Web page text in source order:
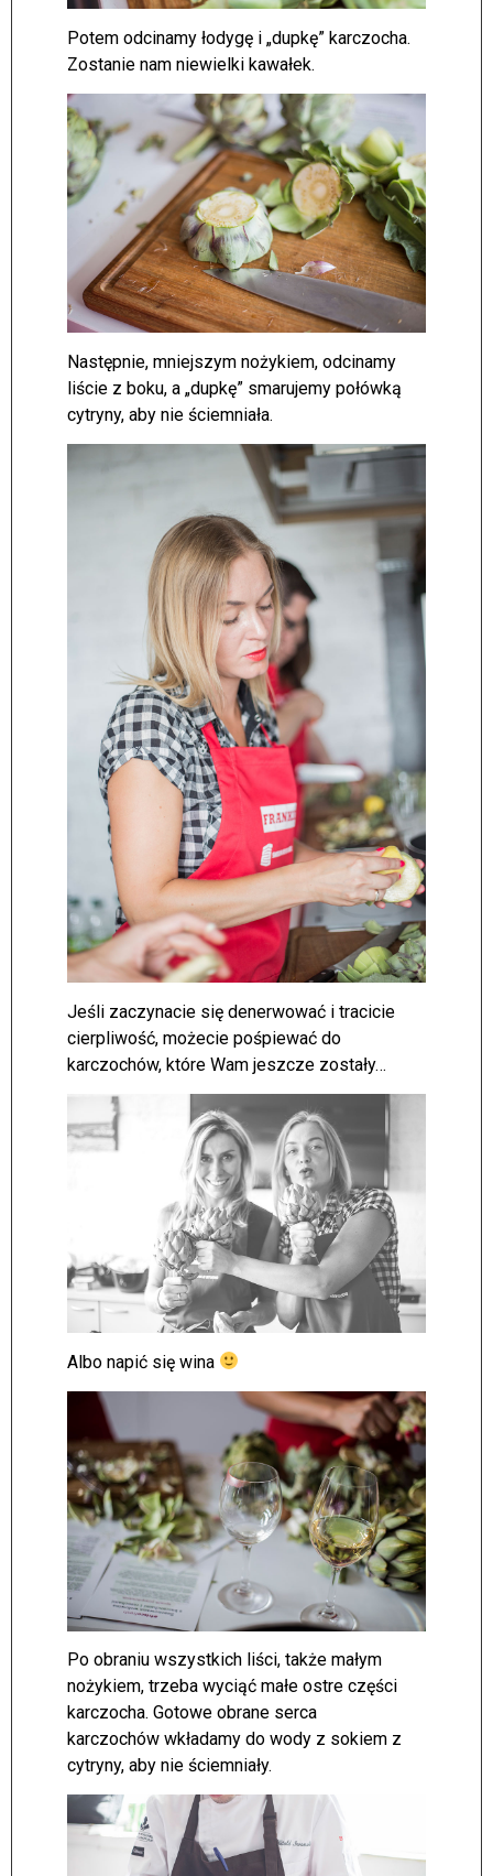
Potem odcinamy łodygę i „dupkę” karczocha.
Zostanie nam niewielki kawałek.
Następnie, mniejszym nożykiem, odcinamy
liście z boku, a „dupkę” smarujemy połówką
cytryny, aby nie ściemniała.
Jeśli zaczynacie się denerwować i tracicie
cierpliwość, możecie pośpiewać do
karczochów, które Wam jeszcze zostały…
Albo napić się wina
Po obraniu wszystkich liści, także małym
nożykiem, trzeba wyciąć małe ostre części
karczocha. Gotowe obrane serca
karczochów wkładamy do wody z sokiem z
cytryny, aby nie ściemniały.